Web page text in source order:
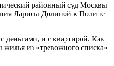
районный суд Москвы
Ларисы Долиной к Полине
деньгами, и с квартирой. Как
из «тревожного списка»